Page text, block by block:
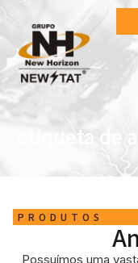
etiqueta de
PRODUTOS
Possuímos uma